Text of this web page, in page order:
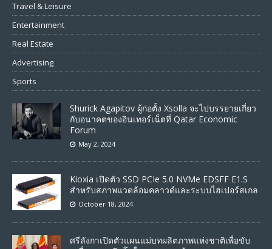
Travel & Leisure
Entertainment
Real Estate
Advertising
Sports
Shurick Agapitov ผู้ก่อตั้ง Xsolla จะไปบรรยายเกี่ยว
กับอนาคตของอินเทอร์เน็ตที่ Qatar Economic
Forum
May 2, 2024
Kioxia เปิดตัว SSD PCIe 5.0 NVMe EDSFF E1.S
สำหรับสภาพแวดล้อมคลาวด์และระบบไฮเปอร์สเกล
October 18, 2024
ศรีลังกาเปิดตัวแผนแม่บทผลิตภาพแห่งชาติเพื่อขับ